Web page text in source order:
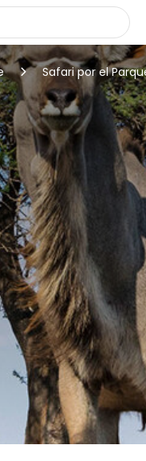
Safari por el